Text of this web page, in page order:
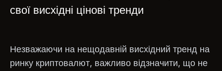
свої висхідні цінові тренди
Незважаючи на нещодавній висхідний тренд на
ринку криптовалют, важливо відзначити, що не